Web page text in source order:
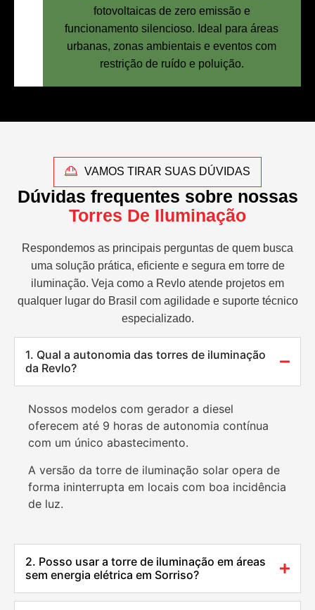
fotovoltaicas de zero emissão e
funcionamento silencioso. Ideal para áreas
urbanas, zonas ambientais e eventos com
restrição de ruído e poluição.
VAMOS TIRAR SUAS DÚVIDAS
Dúvidas frequentes sobre nossas
Torres De Iluminação
Respondemos as principais perguntas de quem busca
uma solução prática, eficiente e segura em torre de
iluminação. Veja como a Revlo atende projetos em
qualquer lugar do Brasil com agilidade e suporte técnico
especializado.
1. Qual a autonomia das torres de iluminação
da Revlo?
Nossos modelos com gerador a diesel
oferecem até 9 horas de autonomia contínua
com um único abastecimento.
A versão da torre de iluminação solar opera de
forma ininterrupta em locais com boa incidência
de luz.
2. Posso usar a torre de iluminação em áreas
sem energia elétrica em Sorriso?